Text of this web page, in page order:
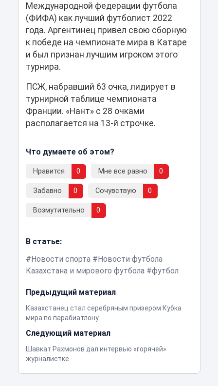
Международной федерации футбола
(ФИФА) как лучший футболист 2022
года. Аргентинец привел свою сборную
к победе на чемпионате мира в Катаре
и был признан лучшим игроком этого
турнира.
ПСЖ, набравший 63 очка, лидирует в
турнирной таблице чемпионата
Франции. «Нант» с 28 очками
располагается на 13-й строчке.
Что думаете об этом?
Нравится 0 Мне все равно 0
Забавно 0 Сочувствую 0
Возмутительно 0
В статье:
Новости спорта
Новости футбола
Казахстана и мирового футбола
футбол
Предыдущий материал
Казахстанец стал серебряным призером Кубка
мира по парабиатлону
Следующий материал
Шавкат Рахмонов дал интервью «горячей»
журналистке